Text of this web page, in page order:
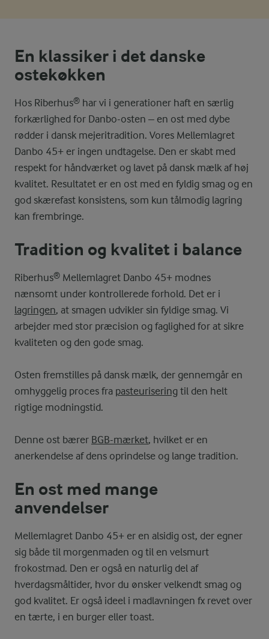
En klassiker i det danske
ostekøkken
Hos Riberhus® har vi i generationer haft en særlig
forkærlighed for Danbo-osten – en ost med dybe
rødder i dansk mejeritradition. Vores Mellemlagret
Danbo 45+ er ingen undtagelse. Den er skabt med
respekt for håndværket og lavet på dansk mælk af høj
kvalitet. Resultatet er en ost med en fyldig smag og en
god skærefast konsistens, som kun tålmodig lagring
kan frembringe.
Tradition og kvalitet i balance
Riberhus® Mellemlagret Danbo 45+ modnes
nænsomt under kontrollerede forhold. Det er i
lagringen, at smagen udvikler sin fyldige smag. Vi
arbejder med stor præcision og faglighed for at sikre
kvaliteten og den gode smag.
Osten fremstilles på dansk mælk, der gennemgår en
omhyggelig proces fra pasteurisering til den helt
rigtige modningstid.
Denne ost bærer BGB-mærket, hvilket er en
anerkendelse af dens oprindelse og lange tradition.
En ost med mange
anvendelser
Mellemlagret Danbo 45+ er en alsidig ost, der egner
sig både til morgenmaden og til en velsmurt
frokostmad. Den er også en naturlig del af
hverdagsmåltider, hvor du ønsker velkendt smag og
god kvalitet. Er også ideel i madlavningen fx revet over
en tærte, i en burger eller toast.